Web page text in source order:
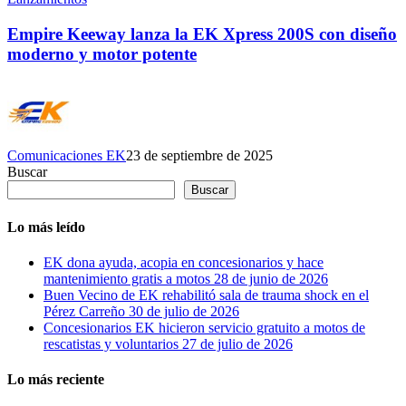
Empire Keeway lanza la EK Xpress 200S con diseño
moderno y motor potente
Comunicaciones EK23 de septiembre de 2025
Buscar
Buscar
Lo más leído
EK dona ayuda, acopia en concesionarios y hace
mantenimiento gratis a motos 28 de junio de 2026
Buen Vecino de EK rehabilitó sala de trauma shock en el
Pérez Carreño 30 de julio de 2026
Concesionarios EK hicieron servicio gratuito a motos de
rescatistas y voluntarios 27 de julio de 2026
Lo más reciente